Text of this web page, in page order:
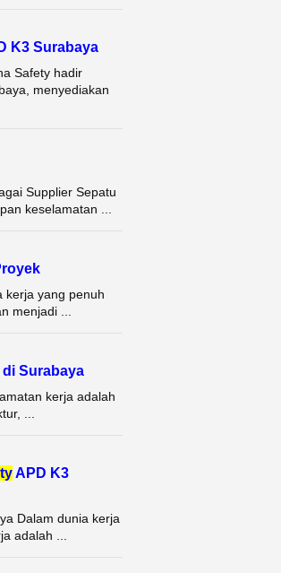
K3 Surabaya
Safety hadir
menyediakan
Supplier Sepatu
keselamatan ...
kerja yang penuh
menjadi ...
Surabaya
kerja adalah
...
APD K3
Dalam dunia kerja
adalah ...